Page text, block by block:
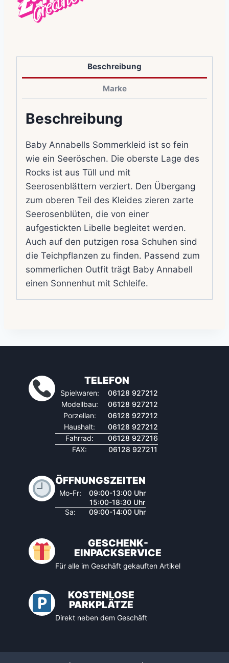
Beschreibung
Marke
Beschreibung
Baby Annabells Sommerkleid ist so fein
wie ein Seeröschen. Die oberste Lage des
Rocks ist aus Tüll und mit
Seerosenblättern verziert. Den Übergang
zum oberen Teil des Kleides zieren zarte
Seerosenblüten, die von einer
aufgestickten Libelle begleitet werden.
Auch auf den putzigen rosa Schuhen sind
die Teichpflanzen zu finden. Passend zum
sommerlichen Outfit trägt Baby Annabell
einen Sonnenhut mit Schleife.
TELEFON
Spielwaren:
06128 927212
Modellbau:
06128 927212
Porzellan:
06128 927212
Haushalt:
06128 927212
Fahrrad:
06128 927216
FAX:
06128 927211
ÖFFNUNGSZEITEN
Mo-Fr:
09:00-13:00 Uhr
15:00-18:30 Uhr
Sa:
09:00-14:00 Uhr
GESCHENK-
EINPACKSERVICE
Für alle im Geschäft gekauften Artikel
KOSTENLOSE
PARKPLÄTZE
Direkt neben dem Geschäft